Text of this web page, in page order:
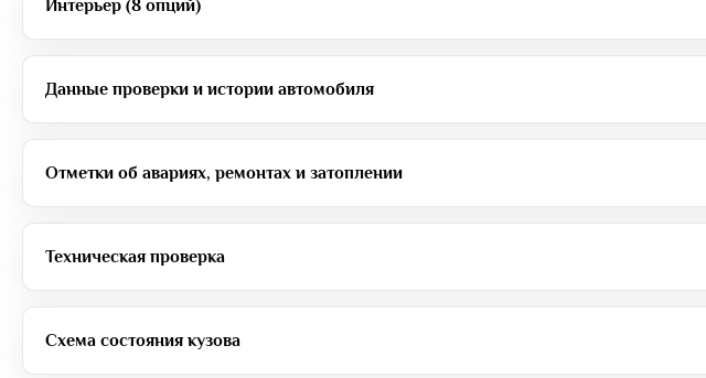
Интерьер (8 опций)
Данные проверки и истории автомобиля
Отметки об авариях, ремонтах и затоплении
Техническая проверка
Схема состояния кузова